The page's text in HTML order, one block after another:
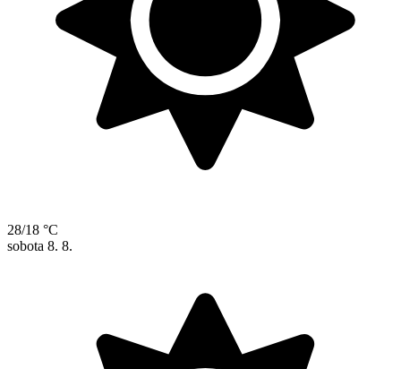
28/18 °C
sobota 8. 8.